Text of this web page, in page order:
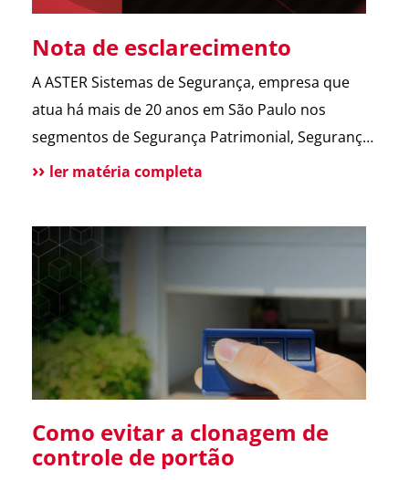
Nota de esclarecimento
A ASTER Sistemas de Segurança, empresa que
atua há mais de 20 anos em São Paulo nos
segmentos de Segurança Patrimonial, Segurança
Pessoal, Portaria e Facilities, vem a público
Aster citado em recentes matérias jornalísticas
sobre a operação da Polícia Federal no setor […]
ler matéria completa
Como evitar a clonagem de
controle de portão